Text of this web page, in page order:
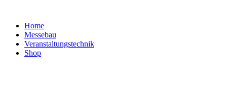
Home
Messebau
Veranstaltungs­technik
Shop